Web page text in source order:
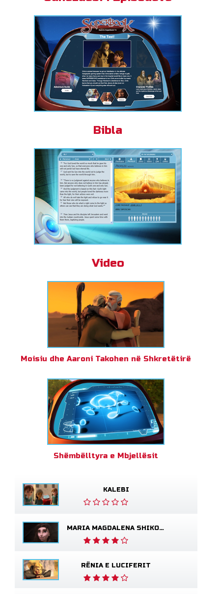
Bibla
Video
Moisiu dhe Aaroni Takohen në Shkretëtirë
Shëmbëlltyra e Mbjellësit
KALEBI
MARIA MAGDALENA SHIKON JEZUSIN TË GJALLË
RËNIA E LUCIFERIT